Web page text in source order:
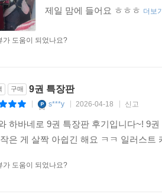
제일 맘에 들어요 ㅎㅎㅎ 더보
가 도움이 되었나요?
구매 9권 특장판
s***y 2026-04-18 신고
하바네로 9권 특장판 후기입니다~! 9
은 게 살짝 아쉽긴 해요 ㅋㅋ 일러스
가 도움이 되었나요?